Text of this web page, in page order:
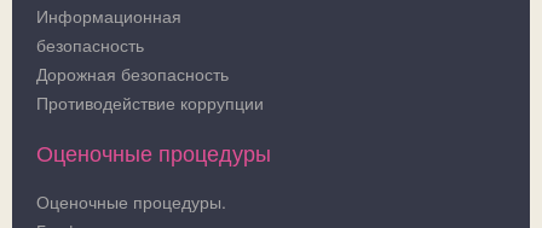
Информационная
безопасность
Дорожная безопасность
Противодействие коррупции
Оценочные процедуры
Оценочные процедуры.